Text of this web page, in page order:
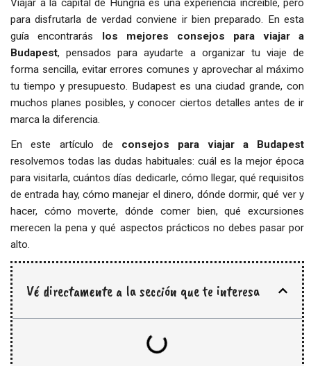
Viajar a la capital de Hungría es una experiencia increíble, pero
para disfrutarla de verdad conviene ir bien preparado. En esta
guía encontrarás los mejores consejos para viajar a
Budapest, pensados para ayudarte a organizar tu viaje de
forma sencilla, evitar errores comunes y aprovechar al máximo
tu tiempo y presupuesto. Budapest es una ciudad grande, con
muchos planes posibles, y conocer ciertos detalles antes de ir
marca la diferencia.
En este artículo de consejos para viajar a Budapest
resolvemos todas las dudas habituales: cuál es la mejor época
para visitarla, cuántos días dedicarle, cómo llegar, qué requisitos
de entrada hay, cómo manejar el dinero, dónde dormir, qué ver y
hacer, cómo moverte, dónde comer bien, qué excursiones
merecen la pena y qué aspectos prácticos no debes pasar por
alto.
Vé directamente a la sección que te interesa